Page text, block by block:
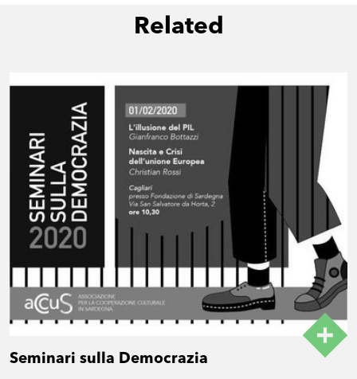
Related
Seminari sulla Democrazia